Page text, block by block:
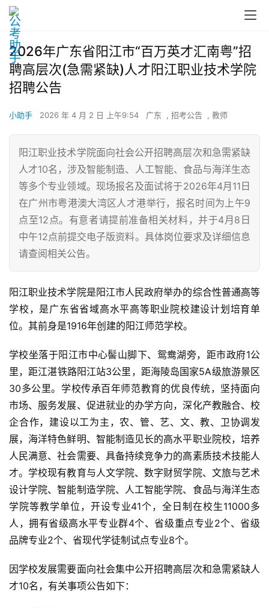
2026年广东省阳江市“百万英才汇南粤”招
聘高层次(急需紧缺)人才阳江职业技术学院
招聘公告
小助手 2026 年 4 月 2 日 上午9:54 广东 , 招考公告 , 教师
阳江职业技术学院面向社会公开招聘高层次和急需紧缺
人才10名，涉及智能制造、人工智能、食品与海洋生态
等多个专业领域。现场报名及面试将于2026年4月11日
在广州市粤港澳大湾区人才港举行，报名时间为上午9
点至12点。有意者请提前准备相关材料，并于4月8日
中午12点前提交电子版资料。具体岗位要求及详细信息
请查阅相关公告。
阳江职业技术学院是阳江市人民政府举办的综合性普通高等
学校，是广东省省域高水平高等职业院校建设计划培育单
位。其前身是1916年创建的阳江师范学校。
学校坐落于阳江市中心髻山脚下、鸳鸯湖旁，距市政府1公
里，距江湛铁路阳江站3公里，距海陵岛国家5A级旅游景区
30多公里。学校传承百年师范教育的优良传统，坚持面向
市场、服务发展、促进就业的办学方向，深化产教融合、校
企合作，建设以工为主，农、管、艺、文、教、卫协调发
展，海洋特色鲜明、智能制造见长的高水平职业院校，培养
人民满意、社会需要、具备持续竞争力的高素质技术技能人
才。学校现有教育与人文学院、数字财贸学院、文旅与艺术
设计学院、智能制造学院、人工智能学院、食品与海洋生态
学院等教学单位，开设专业41个，全日制在校生11000多
人，拥有省级高水平专业群4个、省级重点专业2个、省级
品牌专业2个、省现代学徒制试点专业8个。
因学校发展需要面向社会集中公开招聘高层次和急需紧缺人
才10名，有关事项公告如下：